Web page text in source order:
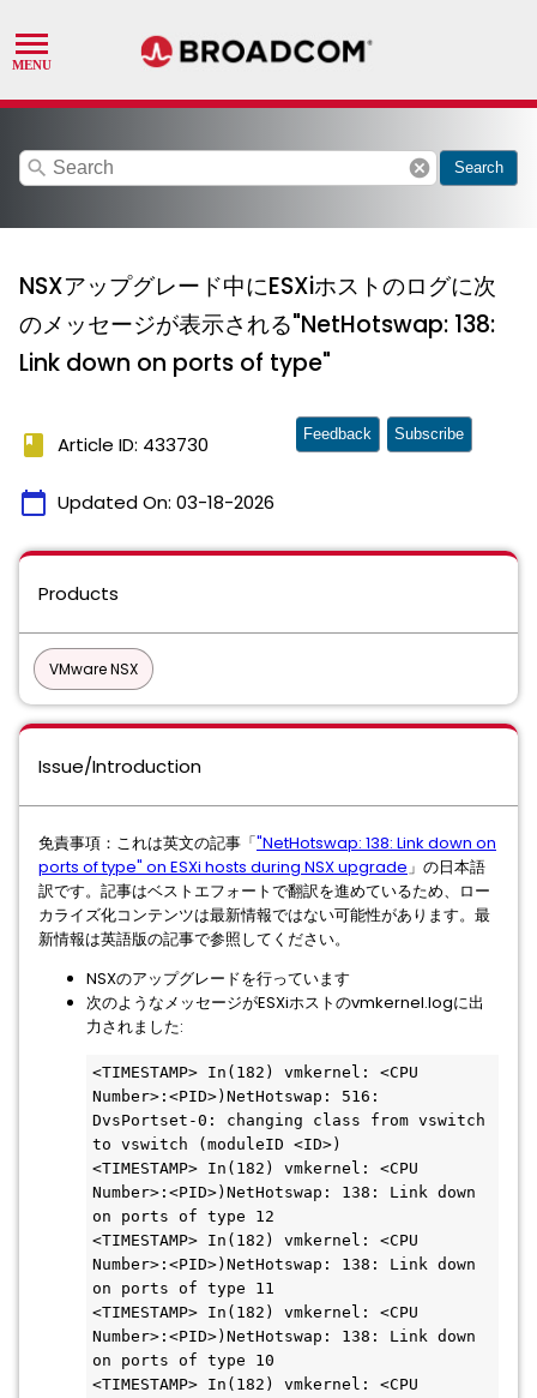
search cancel Search
NSXアップグレード中にESXiホストのログに次
のメッセージが表示される"NetHotswap: 138:
Link down on ports of type"
book Article ID: 433730
calendar_today Updated On: 03-18-2026
Feedback Subscribe
Products
VMware NSX
Issue/Introduction
免責事項：これは英文の記事「"NetHotswap: 138: Link down on
ports of type" on ESXi hosts during NSX upgrade」の日本語
訳です。記事はベストエフォートで翻訳を進めているため、ロー
カライズ化コンテンツは最新情報ではない可能性があります。最
新情報は英語版の記事で参照してください。
NSXのアップグレードを行っています
次のようなメッセージがESXiホストのvmkernel.logに出
力されました:
<TIMESTAMP> In(182) vmkernel: <CPU
Number>:<PID>)NetHotswap: 516:
DvsPortset-0: changing class from vswitch
to vswitch (moduleID <ID>)
<TIMESTAMP> In(182) vmkernel: <CPU
Number>:<PID>)NetHotswap: 138: Link down
on ports of type 12
<TIMESTAMP> In(182) vmkernel: <CPU
Number>:<PID>)NetHotswap: 138: Link down
on ports of type 11
<TIMESTAMP> In(182) vmkernel: <CPU
Number>:<PID>)NetHotswap: 138: Link down
on ports of type 10
<TIMESTAMP> In(182) vmkernel: <CPU